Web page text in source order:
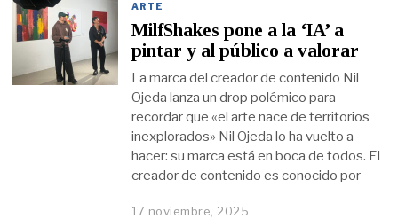
ARTE
MilfShakes pone a la ‘IA’ a
pintar y al público a valorar
La marca del creador de contenido Nil
Ojeda lanza un drop polémico para
recordar que «el arte nace de territorios
inexplorados» Nil Ojeda lo ha vuelto a
hacer: su marca está en boca de todos. El
creador de contenido es conocido por
17 noviembre, 2025